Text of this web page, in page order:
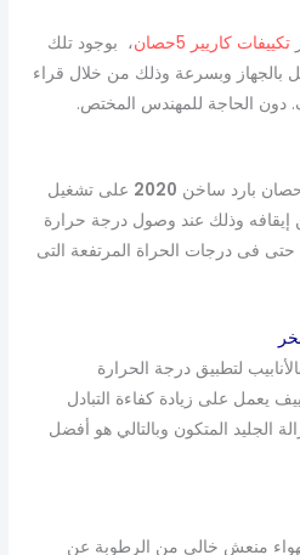
تكييفات كاريير 5حصان
، بوجود تلك
وبسرعة وذلك من خلال قراء
دون الحاجة للمهندس المختص.
2020 على تشغيل
إيقافه وذلك عند وصول درجة حرارة
حتى فى درجات الحراة المرتفعة التى
لتطبيق درجة الحرارة
يعمل على زيادة كفاءة التبادل
الجليد المتكون وبالتالي هو أفضل
منعش خالى من الرطوبة عن